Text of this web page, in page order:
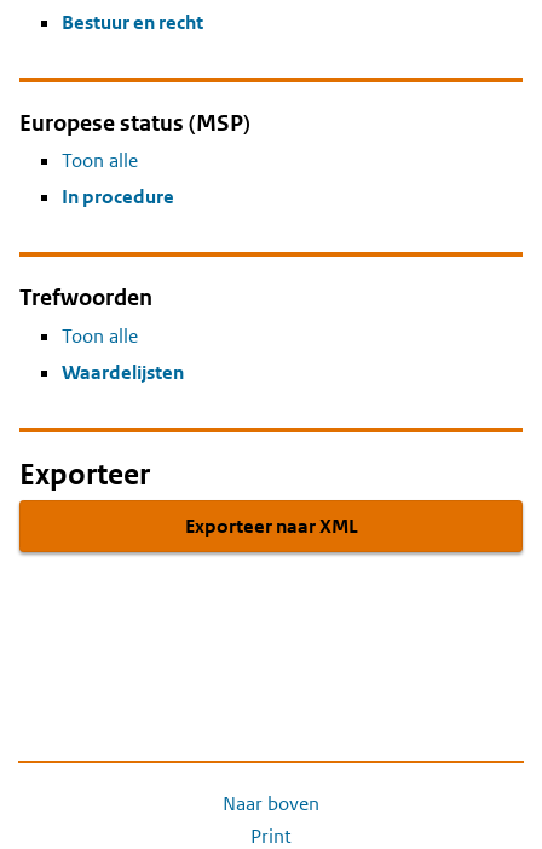
Bestuur en recht
Europese status (MSP)
Toon alle
In procedure
Trefwoorden
Toon alle
Waardelijsten
Exporteer
Exporteer naar XML
Naar boven
Print